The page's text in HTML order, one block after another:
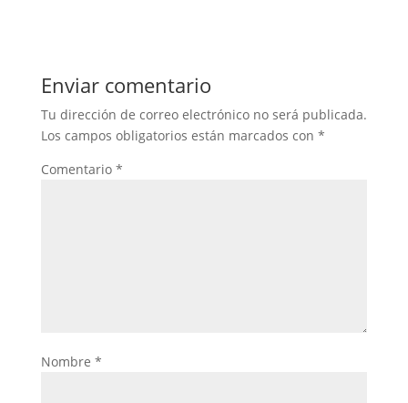
Enviar comentario
Tu dirección de correo electrónico no será publicada.
Los campos obligatorios están marcados con *
Comentario *
Nombre *